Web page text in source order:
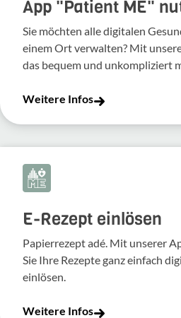
App "Patient ME"
Sie möchten alle digitalen
einem Ort verwalten? Mit
das bequem und unkompliziert
Weitere Infos
E-Rezept einlösen
Papierrezept adé. Mit unserer
Sie Ihre Rezepte ganz einfach
einlösen.
Weitere Infos